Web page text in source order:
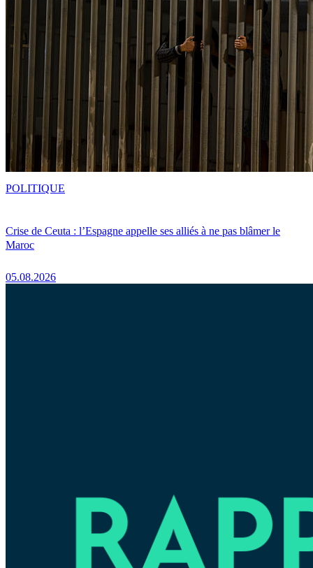
Crise de Ceuta : l’Espagne appelle ses alliés à ne pas blâmer le
Maroc
05.08.2026
POLITIQUE